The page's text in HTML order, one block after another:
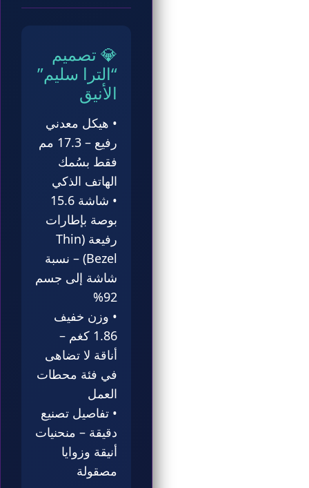
💎 تصميم
“الترا سليم”
الأنيق
• هيكل معدني
رفيع – 17.3 مم
فقط بسُمك
الهاتف الذكي
• شاشة 15.6
بوصة بإطارات
رفيعة (Thin
Bezel) – نسبة
شاشة إلى جسم
92%
• وزن خفيف
1.86 كغم –
أناقة لا تضاهى
في فئة محطات
العمل
• تفاصيل تصنيع
دقيقة – منحنيات
أنيقة وزوايا
مصقولة